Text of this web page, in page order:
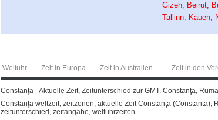
Gizeh, Beirut,
Tallinn, Kauen,
Weltuhr Zeit in Europa Zeit in Australien Zeit in den
Constanţa - Aktuelle Zeit, Zeitunterschied zur GMT. Constanţa,
Constanţa weltzeit, zeitzonen, aktuelle Zeit Constanţa
zeitunterschied, zeitangabe, weltuhrzeiten.